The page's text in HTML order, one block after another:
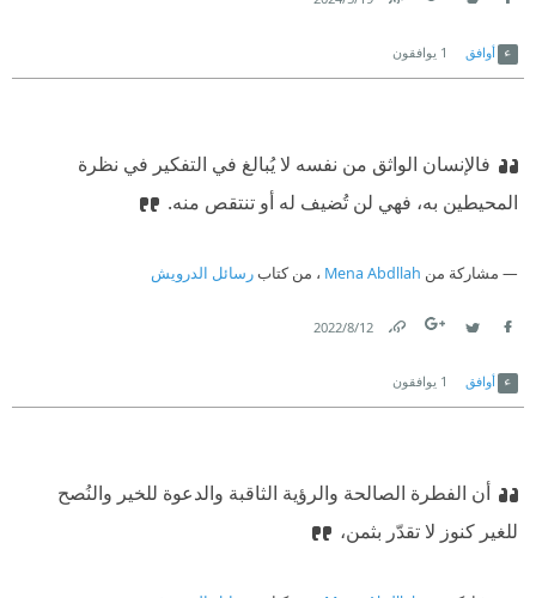
أوافق 1 يوافقون
فالإنسان الواثق من نفسه لا يُبالغ في التفكير في نظرة
المحيطين به، فهي لن تُضيف له أو تنتقص منه.
مشاركة من Mena Abdllah ، من كتابرسائل الدرويش
12‏/8‏/2022
أوافق 1 يوافقون
أن الفطرة الصالحة والرؤية الثاقبة والدعوة للخير والنُصح
للغير كنوز لا تقدّر بثمن،